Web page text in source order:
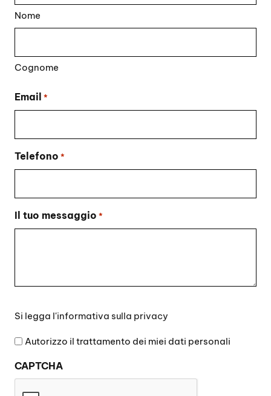
Nome
Cognome
Email *
Telefono *
Il tuo messaggio *
legga
l'informativa
privacy
Si legga l'informativa sulla privacy
Autorizzo il trattamento dei miei dati personali
CAPTCHA